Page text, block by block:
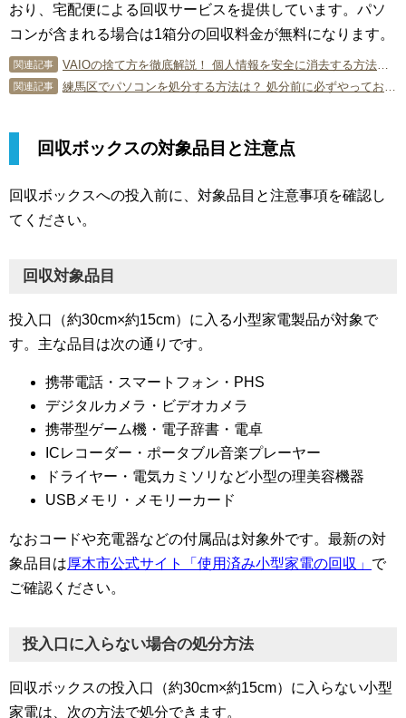
おり、宅配便による回収サービスを提供しています。パソ
コンが含まれる場合は1箱分の回収料金が無料になります。
関連記事
関連記事
回収ボックスの対象品目と注意点
回収ボックスへの投入前に、対象品目と注意事項を確認し
てください。
回収対象品目
投入口（約30cm×約15cm）に入る小型家電製品が対象で
す。主な品目は次の通りです。
携帯電話・スマートフォン・PHS
デジタルカメラ・ビデオカメラ
携帯型ゲーム機・電子辞書・電卓
ICレコーダー・ポータブル音楽プレーヤー
ドライヤー・電気カミソリなど小型の理美容機器
USBメモリ・メモリーカード
なおコードや充電器などの付属品は対象外です。最新の対
象品目は厚木市公式サイト「使用済み小型家電の回収」 で
ご確認ください。
投入口に入らない場合の処分方法
回収ボックスの投入口（約30cm×約15cm）に入らない小型
家電は、次の方法で処分できます。